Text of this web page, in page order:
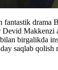
fantastik drama
Devid Makkenzi
birgalikda
saqlab